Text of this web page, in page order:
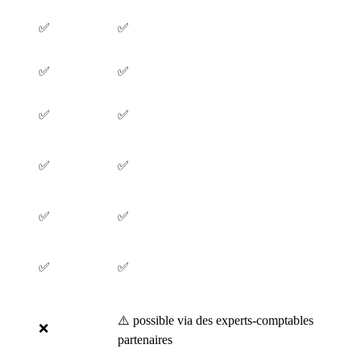
✅ ✅
✅ ✅
✅ ✅
✅ ✅
✅ ✅
✅ ✅
❌
⚠️ possible via des experts-comptables
partenaires